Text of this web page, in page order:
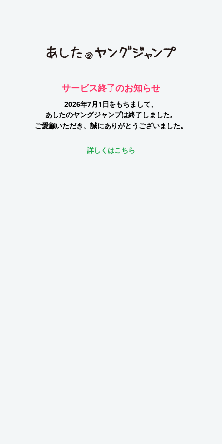
サービス終了のお知らせ
2026年7月1日をもちまして、
あしたのヤングジャンプは終了しました。
ご愛顧いただき、誠にありがとうございました。
詳しくはこちら